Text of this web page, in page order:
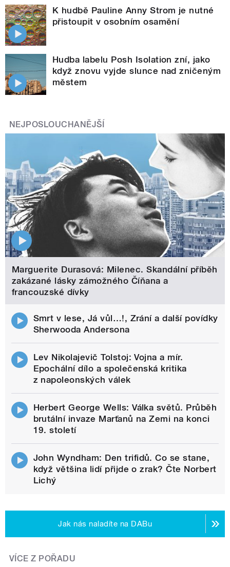
K hudbě Pauline Anny Strom je nutné
přistoupit v osobním osamění
Hudba labelu Posh Isolation zní, jako
když znovu vyjde slunce nad zničeným
městem
NEJPOSLOUCHANĚJŠÍ
Marguerite Durasová: Milenec. Skandální příběh
zakázané lásky zámožného Číňana a
francouzské dívky
Smrt v lese, Já vůl…!, Zrání a další povídky
Sherwooda Andersona
Lev Nikolajevič Tolstoj: Vojna a mír.
Epochální dílo a společenská kritika
z napoleonských válek
Herbert George Wells: Válka světů. Průběh
brutální invaze Marťanů na Zemi na konci
19. století
John Wyndham: Den trifidů. Co se stane,
když většina lidí přijde o zrak? Čte Norbert
Lichý
Jak nás naladíte na DABu
VÍCE Z POŘADU